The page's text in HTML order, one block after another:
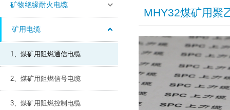
矿物绝缘耐火电缆
矿用电缆
1、煤矿用阻燃通信电缆
2、煤矿用阻燃信号电缆
3、煤矿用阻燃控制电缆
​MHY32煤矿用聚